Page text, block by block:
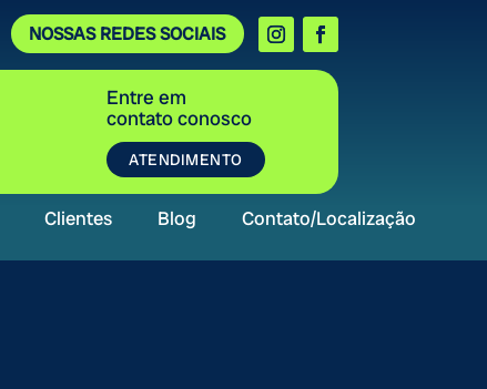
NOSSAS REDES SOCIAIS
Entre em
contato conosco
ATENDIMENTO
Clientes Blog Contato/Localização